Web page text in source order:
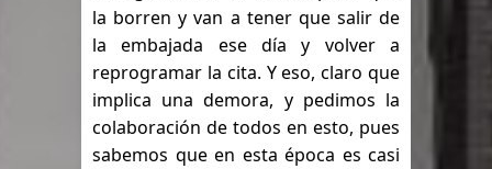
Calor extremo para este jueves en
gran parte del territorio nacional
Miles de marroquíes cruzan la
la borren y van a tener que salir de
la embajada ese día y volver a
reprogramar la cita. Y eso, claro que
implica una demora, y pedimos la
colaboración de todos en esto, pues
sabemos que en esta época es casi